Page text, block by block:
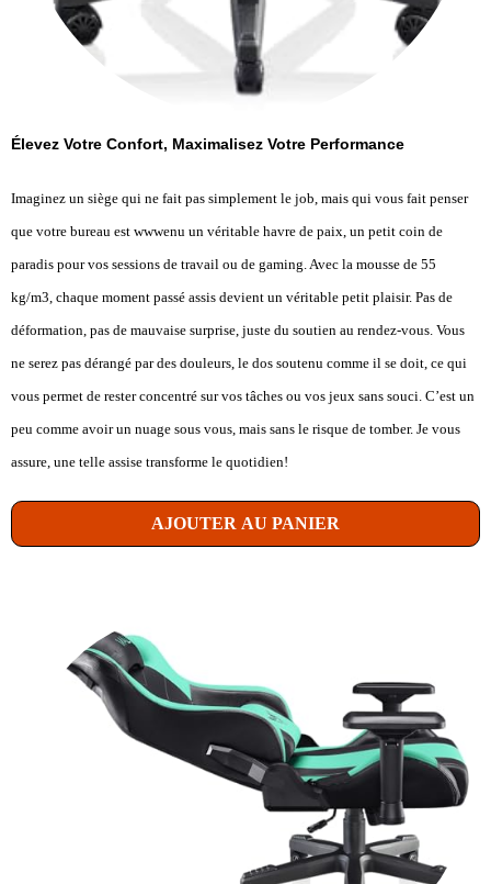
Élevez Votre Confort, Maximalisez Votre Performance
Imaginez un siège qui ne fait pas simplement le job, mais qui vous fait penser
que votre bureau est wwwenu un véritable havre de paix, un petit coin de
paradis pour vos sessions de travail ou de gaming. Avec la mousse de 55
kg/m3, chaque moment passé assis devient un véritable petit plaisir. Pas de
déformation, pas de mauvaise surprise, juste du soutien au rendez-vous. Vous
ne serez pas dérangé par des douleurs, le dos soutenu comme il se doit, ce qui
vous permet de rester concentré sur vos tâches ou vos jeux sans souci. C’est un
peu comme avoir un nuage sous vous, mais sans le risque de tomber. Je vous
assure, une telle assise transforme le quotidien!
AJOUTER AU PANIER